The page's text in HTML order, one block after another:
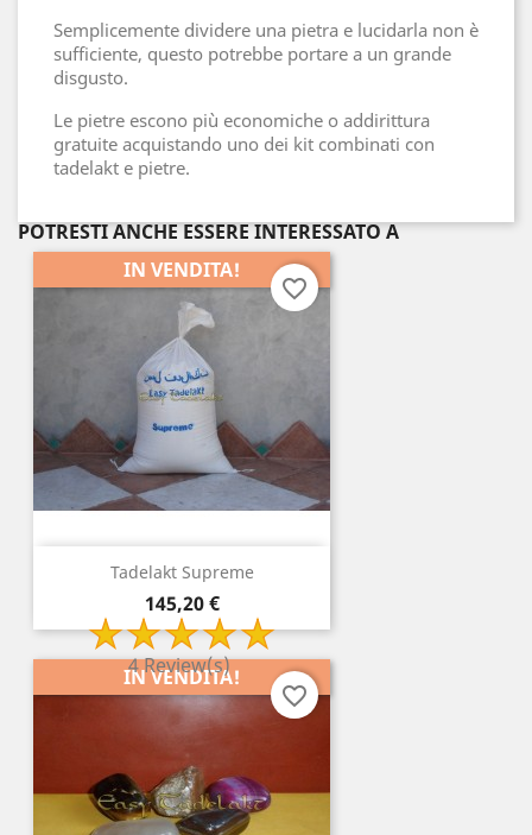
Semplicemente dividere una pietra e lucidarla non è
sufficiente, questo potrebbe portare a un grande
disgusto.
Le pietre escono più economiche o addirittura
gratuite acquistando uno dei kit combinati con
tadelakt e pietre.
POTRESTI ANCHE ESSERE INTERESSATO A
Tadelakt Supreme
Prezzo
145,20 €
4 Review(s)
IN VENDITA!
favorite_border
IN VENDITA!
favorite_border